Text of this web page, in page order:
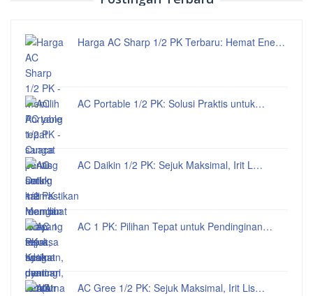
Harga AC Sharp 1/2 PK Terbaru: Hemat Ene…
AC Portable 1/2 PK: Solusi Praktis untuk…
AC Daikin 1/2 PK: Sejuk Maksimal, Irit L…
AC 1 PK: Pilihan Tepat untuk Pendinginan…
AC Gree 1/2 PK: Sejuk Maksimal, Irit Lis…